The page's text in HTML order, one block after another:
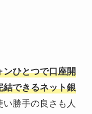
ンひとつで口座開
結できるネット銀
勝手の良さも人